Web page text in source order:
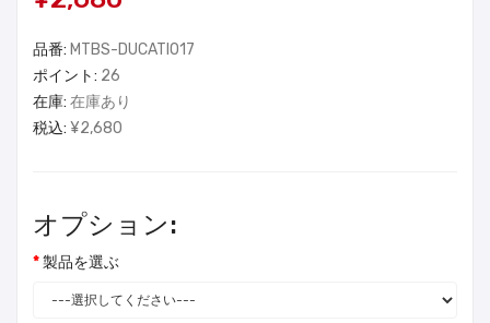
品番: MTBS-DUCATI017
ポイント: 26
在庫: 在庫あり
税込: ¥2,680
オプション:
製品を選ぶ